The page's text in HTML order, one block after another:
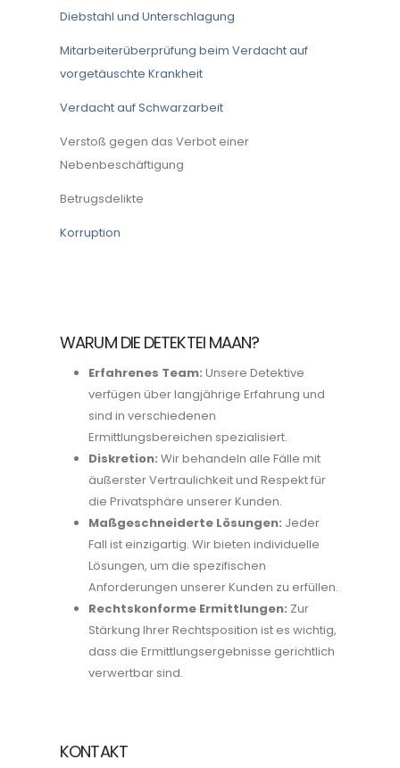
Diebstahl und Unterschlagung
Mitarbeiterüberprüfung beim Verdacht auf
vorgetäuschte Krankheit
Verdacht auf Schwarzarbeit
Verstoß gegen das Verbot einer
Nebenbeschäftigung
Betrugsdelikte
Korruption
WARUM DIE DETEKTEI MAAN?
Erfahrenes Team: Unsere Detektive
verfügen über langjährige Erfahrung und
sind in verschiedenen
Ermittlungsbereichen spezialisiert.
Diskretion: Wir behandeln alle Fälle mit
äußerster Vertraulichkeit und Respekt für
die Privatsphäre unserer Kunden.
Maßgeschneiderte Lösungen: Jeder
Fall ist einzigartig. Wir bieten individuelle
Lösungen, um die spezifischen
Anforderungen unserer Kunden zu erfüllen.
Rechtskonforme Ermittlungen: Zur
Stärkung Ihrer Rechtsposition ist es wichtig,
dass die Ermittlungsergebnisse gerichtlich
verwertbar sind.
KONTAKT